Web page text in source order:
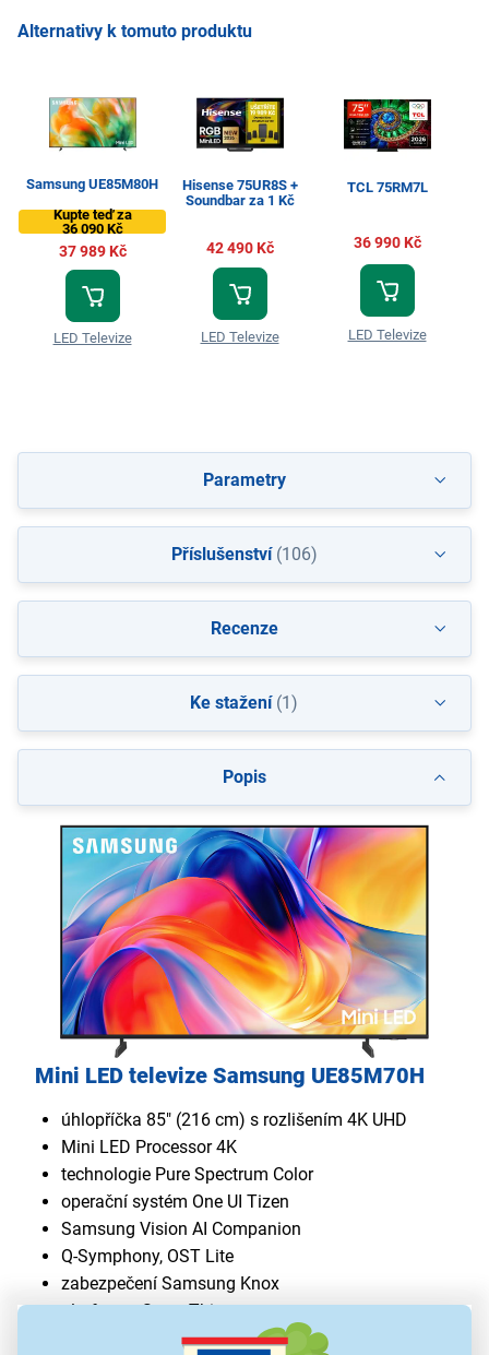
Alternativy k tomuto produktu
Samsung UE85M80H
Kupte teď za
36 090 Kč
37 989 Kč
LED Televize
Hisense 75UR8S +
Soundbar za 1 Kč
42 490 Kč
LED Televize
TCL 75RM7L
36 990 Kč
LED Televize
Popis
Mini LED televize Samsung UE85M70H
úhlopříčka 85" (216 cm) s rozlišením 4K UHD
Mini LED Processor 4K
technologie Pure Spectrum Color
operační systém One UI Tizen
Samsung Vision AI Companion
Q-Symphony, OST Lite
zabezpečení Samsung Knox
platforma SmartThings
Parametry
Příslušenství(106)
Recenze
Ke stažení(1)